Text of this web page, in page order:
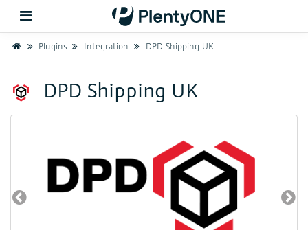
Zurück
Support
HomePlugins Integration DPD Shipping UK
DPD Shipping UK